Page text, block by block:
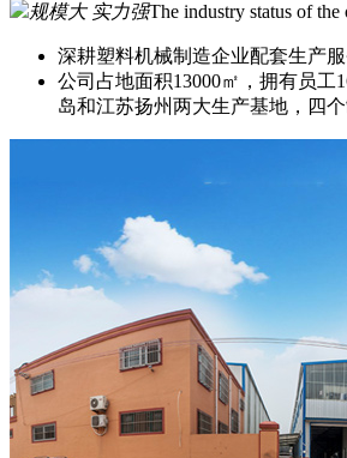
规模大 实力强The industry status of the
深耕塑料机械制造企业配套生产服
公司占地面积13000㎡，拥有员工
岛和江苏扬州两大生产基地，四个